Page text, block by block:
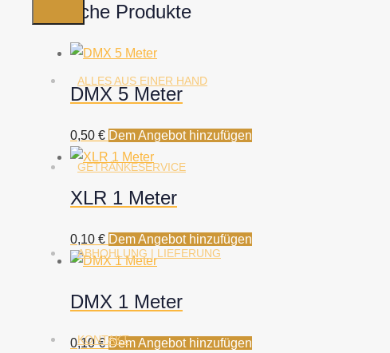
ALLES AUS EINER HAND
GETRÄNKESERVICE
ABHOHLUNG | LIEFERUNG
KONTAKT
Ähnliche Produkte
DMX 5 Meter
0,50 € Dem Angebot hinzufügen
XLR 1 Meter
0,10 € Dem Angebot hinzufügen
DMX 1 Meter
0,10€ Dem Angebot hinzufügen